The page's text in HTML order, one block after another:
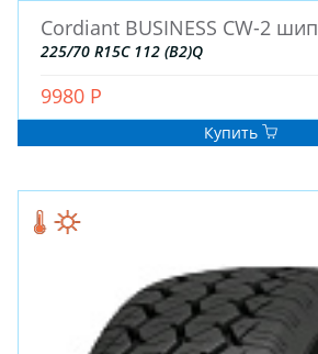
ЗИМНИЕ
ЛЕТНИЕ
ЛИТЫЕ
ШТАМПОВАНЫЕ
Cordiant BUSINESS CW-2 шип
225/70 R15C 112 (B2)Q
9980 Р
Купить